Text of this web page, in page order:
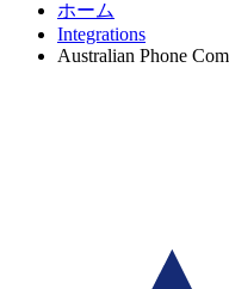
ホーム
Integrations
Australian Phone